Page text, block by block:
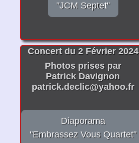
"JCM Septet"
Concert du 2 Février 2024
Photos prises par
Patrick Davignon
patrick.declic@yahoo.fr
Diaporama
"Embrassez Vous Quartet"